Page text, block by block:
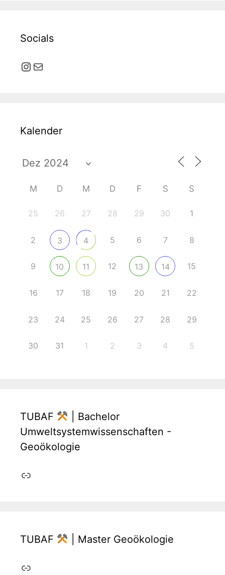
Socials
Instagram
E-Mail
Kalender
M D M D F S S
25 26 27 28 29 30 1
2 3 4 5 6 7 8
9 10 11 12 13 14 15
16 17 18 19 20 21 22
23 24 25 26 27 28 29
30 31 1 2 3 4 5
TUBAF
| Bachelor
Umweltsystemwissenschaften -
Geoökologie
Link
TUBAF | Master Geoökologie
Link